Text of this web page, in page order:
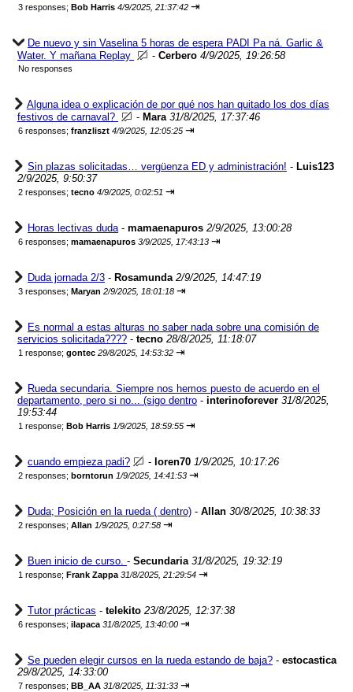
3 responses; Bob Harris 4/9/2025, 21:37:42 ⇥
De nuevo y sin Vaselina 5 horas de espera PADI Pa ná. Garlic &
Water. Y mañana Replay
- Cerbero 4/9/2025, 19:26:58
No responses
Alguna idea o explicación de por qué nos han quitado los dos días
festivos de carnaval?
- Mara 31/8/2025, 17:37:46
6 responses; franzliszt 4/9/2025, 12:05:25 ⇥
Sin plazas solicitadas… vergüenza ED y administración! - Luis123
2/9/2025, 9:50:37
2 responses; tecno 4/9/2025, 0:02:51 ⇥
Horas lectivas duda- mamaenapuros 2/9/2025, 13:00:28
6 responses; mamaenapuros 3/9/2025, 17:43:13 ⇥
Duda jornada 2/3 - Rosamunda 2/9/2025, 14:47:19
3 responses; Maryan 2/9/2025, 18:01:18 ⇥
Es normal a estas alturas no saber nada sobre una comisión de
servicios solicitada???? - tecno 28/8/2025, 11:18:07
1 response; gontec 29/8/2025, 14:53:32 ⇥
Rueda secundaria. Siempre nos hemos puesto de acuerdo en el
departamento, pero si no... (sigo dentro - interinoforever 31/8/2025,
19:53:44
1 response; Bob Harris 1/9/2025, 18:59:55 ⇥
cuando empieza padi? - loren70 1/9/2025, 10:17:26
2 responses; borntorun 1/9/2025, 14:41:53 ⇥
Duda; Posición en la rueda ( dentro) - Allan 30/8/2025, 10:38:33
2 responses; Allan 1/9/2025, 0:27:58 ⇥
Buen inicio de curso. - Secundaria 31/8/2025, 19:32:19
1 response; Frank Zappa 31/8/2025, 21:29:54 ⇥
Tutor prácticas - telekito 23/8/2025, 12:37:38
6 responses; ilapaca 31/8/2025, 13:40:00 ⇥
Se pueden elegir cursos en la rueda estando de baja? - estocastica
29/8/2025, 14:33:00
7 responses; BB_AA 31/8/2025, 11:31:33 ⇥